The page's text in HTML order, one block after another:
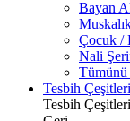
Bayan
Çocuk /
Nali
Tesbih Çeşitleri
Tesbih Çeşitleri